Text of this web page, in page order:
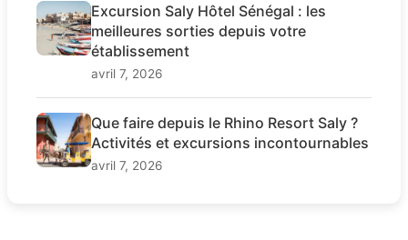
Excursion Saly Hôtel Sénégal : les
meilleures sorties depuis votre
établissement
avril 7, 2026
Que faire depuis le Rhino Resort Saly ?
Activités et excursions incontournables
avril 7, 2026